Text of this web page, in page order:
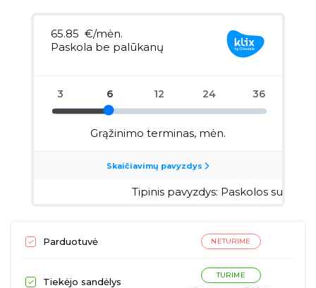
Parduotuvė NETURIME
Tiekėjo sandėlys
TURIME